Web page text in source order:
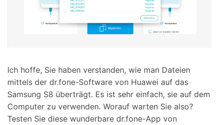
Ich hoffe, Sie haben verstanden, wie man Dateien
mittels der dr.fone-Software von Huawei auf das
Samsung S8 überträgt. Es ist sehr einfach, sie auf dem
Computer zu verwenden. Worauf warten Sie also?
Testen Sie diese wunderbare dr.fone-App von